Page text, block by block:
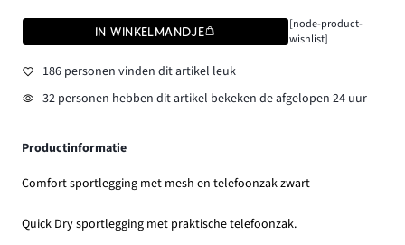
IN WINKELMANDJE
[node-product-
wishlist]
186 personen vinden dit artikel leuk
32 personen hebben dit artikel bekeken de afgelopen 24 uur
Productinformatie
Comfort sportlegging met mesh en telefoonzak zwart
Quick Dry sportlegging met praktische telefoonzak.